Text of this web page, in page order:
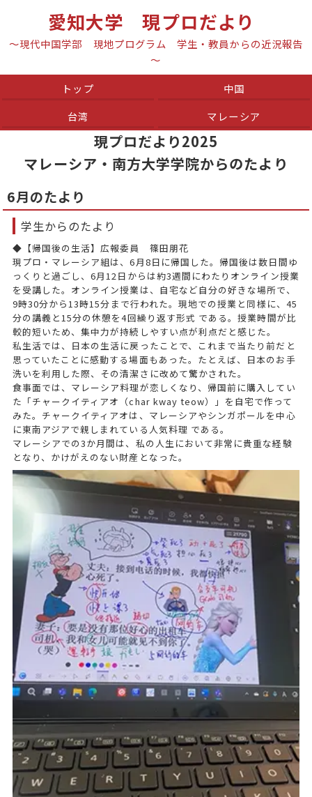
愛知大学 現プロだより
～現代中国学部 現地プログラム 学生・教員からの近況報告
～
トップ
中国
台湾
マレーシア
現プロだより2025
マレーシア・南方大学学院からのたより
6月のたより
学生からのたより
◆【帰国後の生活】広報委員 篠田朋花
現プロ・マレーシア組は、6月8日に帰国した。帰国後は数日間ゆ
っくりと過ごし、6月12日からは約3週間にわたりオンライン授業
を受講した。オンライン授業は、自宅など自分の好きな場所で、
9時30分から13時15分まで行われた。現地での授業と同様に、45
分の講義と15分の休憩を4回繰り返す形式 である。授業時間が比
較的短いため、集中力が持続しやすい点が利点だと感じた。
私生活では、日本の生活に戻ったことで、これまで当たり前だと
思っていたことに感動する場面もあった。たとえば、日本のお手
洗いを利用した際、その清潔さに改めて驚かされた。
食事面では、マレーシア料理が恋しくなり、帰国前に購入してい
た「チャークイティアオ（char kway teow）」を自宅で作って
みた。チャークイティアオは、マレーシアやシンガポールを中心
に東南アジアで親しまれている人気料理 である。
マレーシアでの3か月間は、私の人生において非常に貴重な経験
となり、かけがえのない財産となった。